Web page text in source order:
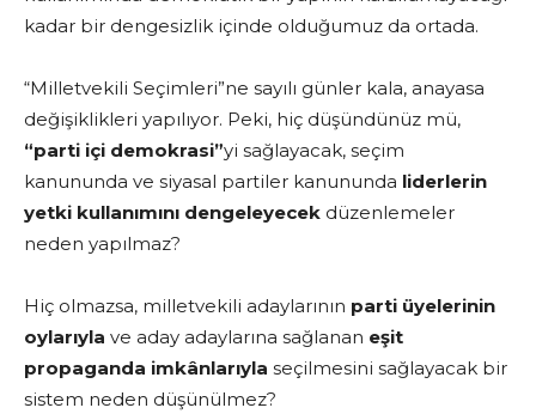
kadar bir dengesizlik içinde olduğumuz da ortada.
“Milletvekili Seçimleri”ne sayılı günler kala, anayasa
değişiklikleri yapılıyor. Peki, hiç düşündünüz mü,
“parti içi demokrasi”yi sağlayacak, seçim
kanununda ve siyasal partiler kanununda liderlerin
yetki kullanımını dengeleyecek düzenlemeler
neden yapılmaz?
Hiç olmazsa, milletvekili adaylarının parti üyelerinin
oylarıyla ve aday adaylarına sağlanan eşit
propaganda imkânlarıyla seçilmesini sağlayacak bir
sistem neden düşünülmez?